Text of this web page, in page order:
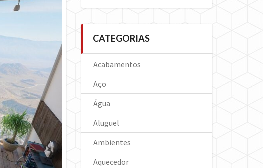
CATEGORIAS
Acabamentos
Aço
Água
Aluguel
Ambientes
Aquecedor